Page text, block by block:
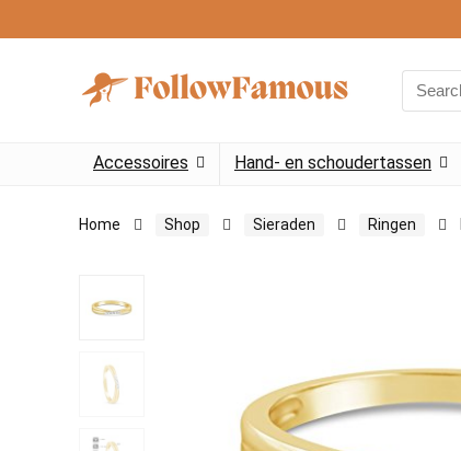
Search
for:
Accessoires Hand- en schoudertassen
Home Shop Sieraden Ringen